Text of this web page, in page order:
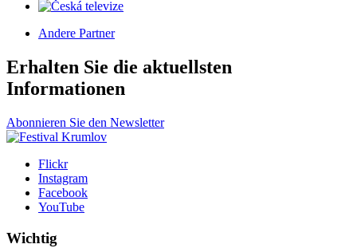
Andere Partner
Erhalten Sie die aktuellsten
Informationen
Abonnieren Sie den Newsletter
Flickr
Instagram
Facebook
YouTube
Wichtig